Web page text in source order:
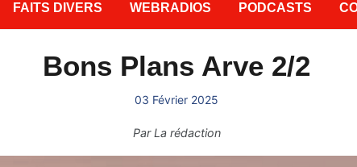
FAITS DIVERS WEBRADIOS PODCASTS
Bons Plans Arve 2/2
03 Février 2025
ParLa rédaction